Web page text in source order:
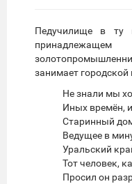
Педучилище в ту
занимает городской
Не знали мы
Иных времён,
Старинный
Ведущее в
Уральский
Тот человек,
Просил он